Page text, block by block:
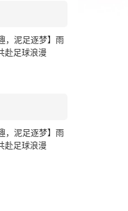
，泥足逐梦】雨
赴足球浪漫
，泥足逐梦】雨
赴足球浪漫